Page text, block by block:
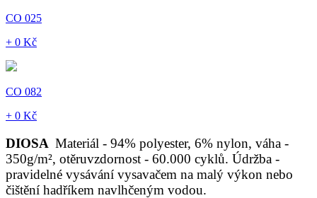
CO 025
+ 0 Kč
CO 082
+ 0 Kč
DIOSA Materiál - 94% polyester, 6% nylon, váha -
350g/m², otěruvzdornost - 60.000 cyklů. Údržba -
pravidelné vysávání vysavačem na malý výkon nebo
čištění hadříkem navlhčeným vodou.